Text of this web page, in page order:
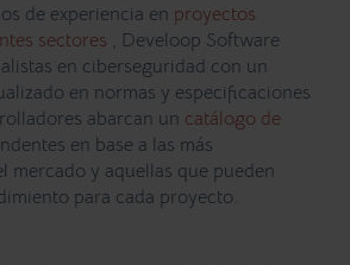
de experiencia en proyectos
sectores
Develoop Software
en ciberseguridad con un
en normas y especificaciones
abarcan un catálogo de
en base a las más
mercado y aquellas que pueden
para cada proyecto.